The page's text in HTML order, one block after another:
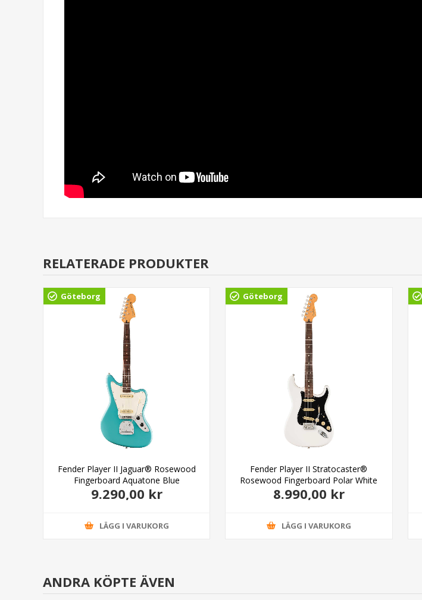
RELATERADE PRODUKTER
Göteborg
Fender Player II Jaguar® Rosewood
Fingerboard Aquatone Blue
9.290,00 kr
LÄGG I VARUKORG
Göteborg
Fender Player II Stratocaster®
Rosewood Fingerboard Polar White
8.990,00 kr
LÄGG I VARUKORG
ANDRA KÖPTE ÄVEN